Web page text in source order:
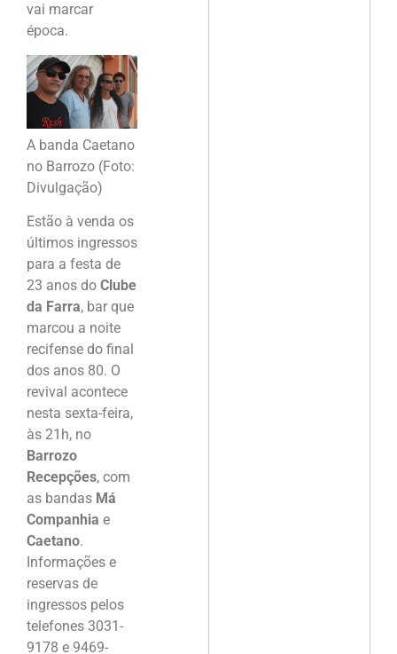
vai marcar
época.
A banda Caetano
no Barrozo (Foto:
Divulgação)
Estão à venda os
últimos ingressos
para a festa de
23 anos do Clube
da Farra, bar que
marcou a noite
recifense do final
dos anos 80. O
revival acontece
nesta sexta-feira,
às 21h, no
Barrozo
Recepções, com
as bandas Má
Companhia e
Caetano.
Informações e
reservas de
ingressos pelos
telefones 3031-
9178 e 9469-